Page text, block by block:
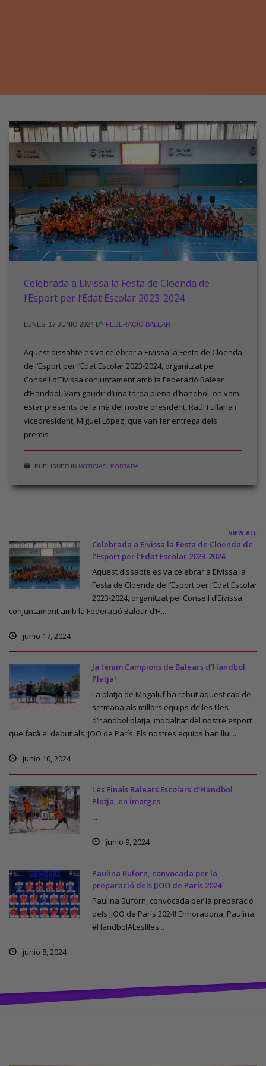
Celebrada a Eivissa la Festa de Cloenda de
l’Esport per l’Edat Escolar 2023-2024
LUNES, 17 JUNIO 2024 BY FEDERACIÓ BALEAR
Aquest dissabte es va celebrar a Eivissa la Festa de Cloenda
de l’Esport per l’Edat Escolar 2023-2024, organitzat pel
Consell d’Eivissa conjuntament amb la Federació Balear
d’Handbol. Vam gaudir d’una tarda plena d’handbol, on vam
estar presents de la mà del nostre president, Raúl Fullana i
vicepresident, Miguel López, que van fer entrega dels
premis
PUBLISHED IN NOTICIAS PORTADA
VIEW ALL
Celebrada a Eivissa la Festa de Cloenda de
l’Esport per l’Edat Escolar 2023-2024
Aquest dissabte es va celebrar a Eivissa la
Festa de Cloenda de l’Esport per l’Edat Escolar
2023-2024, organitzat pel Consell d’Eivissa
conjuntament amb la Federació Balear d’H...
junio 17, 2024
Ja tenim Campions de Balears d’Handbol
Platja!
La platja de Magaluf ha rebut aquest cap de
setmana als millors equips de les Illes
d’handbol platja, modalitat del nostre esport
que farà el debut als JJOO de París. Els nostres equips han llui...
junio 10, 2024
Les Finals Balears Escolars d’Handbol
Platja, en imatges
...
junio 9, 2024
Paulina Buforn, convocada per la
preparació dels JJOO de París 2024
Paulina Buforn, convocada per la preparació
dels JJOO de París 2024! Enhorabona, Paulina!
#HandbolALesIlles...
junio 8, 2024